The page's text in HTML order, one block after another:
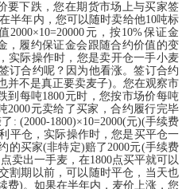
要下跌，您在期货市场上与买家签
半年内，您可以随时卖给他10吨标
元，按10%保证金
，履约保证金会跟随合约价值的变
实际操作时，您是卖开仓一手小麦
订合约呢？因为他看涨。签订合约
并不是真正要卖麦子)。您在观察市
到每吨1800元时，您按市场价每吨
2000元卖给了买家，合约履行完毕
: (2000-1800)×10=2000(元)(手续费
平仓，实际操作时，您是买平仓一
的买家(非特定)赔了2000元(手续费
卖出一手麦，在1800点买平就可以
割期以前，可以随时平仓，当天也
费)。如果在半年内，麦价上涨，您